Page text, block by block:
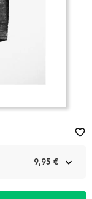
9,95 €
favorite_border